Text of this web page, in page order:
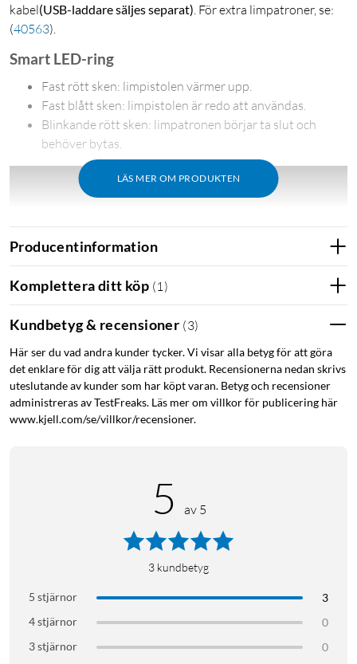
kabel(USB-laddare säljes separat). För extra limpatroner, se:
(40563).
LÄS MER OM PRODUKTEN
Smart LED-ring
Fast rött sken: limpistolen värmer upp.
Fast blått sken: limpistolen är redo att användas.
Blinkande rött sken: limpatronen börjar ta slut och
behöver bytas.
Producentinformation
Komplettera ditt köp (1 )
Kundbetyg & recensioner (3)
Här ser du vad andra kunder tycker. Vi visar alla betyg för att göra
det enklare för dig att välja rätt produkt. Recensionerna nedan skrivs
uteslutande av kunder som har köpt varan. Betyg och recensioner
administreras av TestFreaks. Läs mer om villkor för publicering här
www.kjell.com/se/villkor/recensioner.
5 av 5
3 kundbetyg
5 stjärnor
3
4 stjärnor
0
3 stjärnor
0